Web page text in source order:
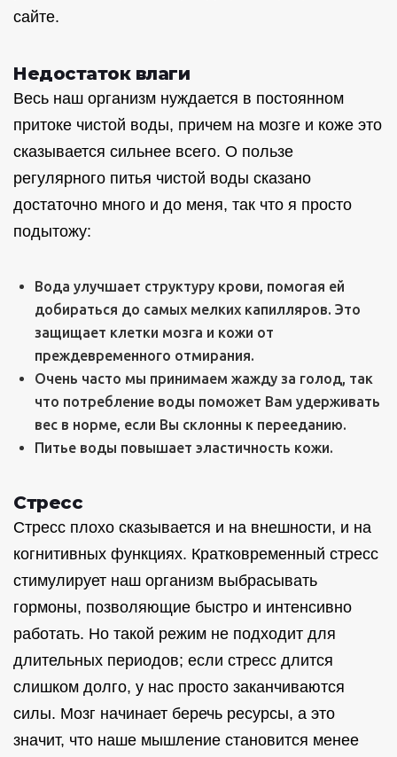
сайте.
Недостаток влаги
Весь наш организм нуждается в постоянном
притоке чистой воды, причем на мозге и коже это
сказывается сильнее всего. О пользе
регулярного питья чистой воды сказано
достаточно много и до меня, так что я просто
подытожу:
Вода улучшает структуру крови, помогая ей
добираться до самых мелких капилляров. Это
защищает клетки мозга и кожи от
преждевременного отмирания.
Очень часто мы принимаем жажду за голод, так
что потребление воды поможет Вам удерживать
вес в норме, если Вы склонны к перееданию.
Питье воды повышает эластичность кожи.
Стресс
Стресс плохо сказывается и на внешности, и на
когнитивных функциях. Кратковременный стресс
стимулирует наш организм выбрасывать
гормоны, позволяющие быстро и интенсивно
работать. Но такой режим не подходит для
длительных периодов; если стресс длится
слишком долго, у нас просто заканчиваются
силы. Мозг начинает беречь ресурсы, а это
значит, что наше мышление становится менее